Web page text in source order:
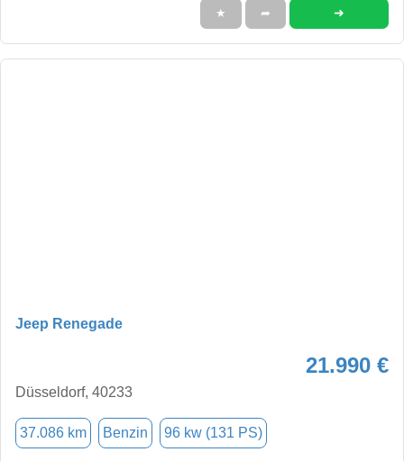
★ ➦ ➜
Jeep Renegade
21.990 €
Düsseldorf, 40233
37.086 km Benzin 96 kw (131 PS)